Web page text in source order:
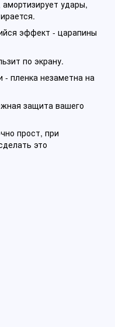
удары,
эффект - царапины
по экрану.
- пленка незаметна на
защита вашего
прост, при
это